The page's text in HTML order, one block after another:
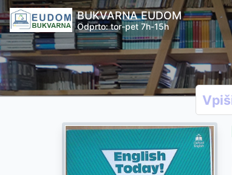
BUKVARNA EUDOM
Odprto: tor-pet 7h-15h